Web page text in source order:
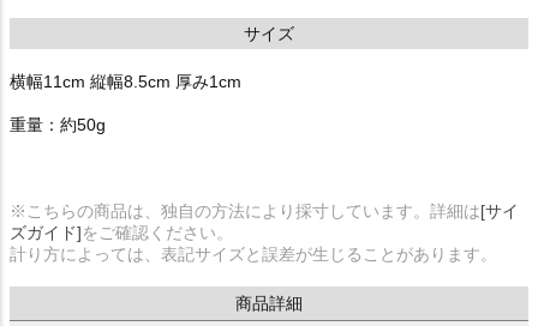
サイズ
横幅11cm 縦幅8.5cm 厚み1cm
重量：約50g
※こちらの商品は、独自の方法により採寸しています。詳細は[サイ
ズガイド]をご確認ください。
計り方によっては、表記サイズと誤差が生じることがあります。
商品詳細